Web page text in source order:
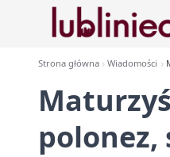
Strona główna Wiadomości
polonez,